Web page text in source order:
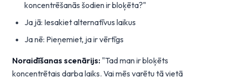
koncentrēšanās šodien ir bloķēta?"
Ja jā: Iesakiet alternatīvus laikus
Ja nē: Pieņemiet, ja ir vērtīgs
Noraidīšanas scenārijs: "Tad man ir bloķēts
koncentrētais darba laiks. Vai mēs varētu tā vietā